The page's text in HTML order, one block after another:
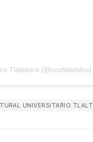
Tlatelolco (@ccutlatelolco)
UNIVERSITARIO